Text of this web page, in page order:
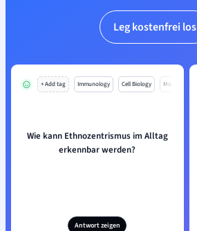
Leg kostenfrei los
+ Add tag Immunology Cell Biology Mo
Wie kann Ethnozentrismus im Alltag
erkennbar werden?
Antwort zeigen